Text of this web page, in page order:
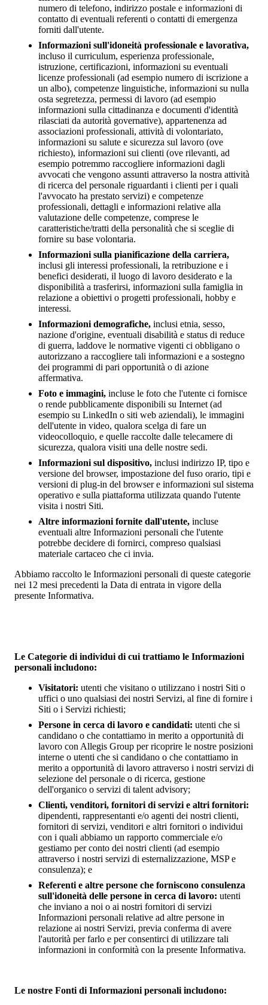
numero di telefono, indirizzo postale e informazioni di
contatto di eventuali referenti o contatti di emergenza
forniti dall'utente.
Informazioni sull'idoneità professionale e lavorativa,
incluso il curriculum, esperienza professionale,
istruzione, certificazioni, informazioni su eventuali
licenze professionali (ad esempio numero di iscrizione a
un albo), competenze linguistiche, informazioni su nulla
osta segretezza, permessi di lavoro (ad esempio
informazioni sulla cittadinanza e documenti d'identità
rilasciati da autorità governative), appartenenza ad
associazioni professionali, attività di volontariato,
informazioni su salute e sicurezza sul lavoro (ove
richiesto), informazioni sui clienti (ove rilevanti, ad
esempio potremmo raccogliere informazioni dagli
avvocati che vengono assunti attraverso la nostra attività
di ricerca del personale riguardanti i clienti per i quali
l'avvocato ha prestato servizi) e competenze
professionali, dettagli e informazioni relative alla
valutazione delle competenze, comprese le
caratteristiche/tratti della personalità che si sceglie di
fornire su base volontaria.
Informazioni sulla pianificazione della carriera,
inclusi gli interessi professionali, la retribuzione e i
benefici desiderati, il luogo di lavoro desiderato e la
disponibilità a trasferirsi, informazioni sulla famiglia in
relazione a obiettivi o progetti professionali, hobby e
interessi.
Informazioni demografiche, inclusi etnia, sesso,
nazione d'origine, eventuali disabilità e status di reduce
di guerra, laddove le normative vigenti ci obbligano o
autorizzano a raccogliere tali informazioni e a sostegno
dei programmi di pari opportunità o di azione
affermativa.
Foto e immagini, incluse le foto che l'utente ci fornisce
o rende pubblicamente disponibili su Internet (ad
esempio su LinkedIn o siti web aziendali), le immagini
dell'utente in video, qualora scelga di fare un
videocolloquio, e quelle raccolte dalle telecamere di
sicurezza, qualora visiti una delle nostre sedi.
Informazioni sul dispositivo, inclusi indirizzo IP, tipo e
versione del browser, impostazione del fuso orario, tipi e
versioni di plug-in del browser e informazioni sul sistema
operativo e sulla piattaforma utilizzata quando l'utente
visita i nostri Siti.
Altre informazioni fornite dall'utente, incluse
eventuali altre Informazioni personali che l'utente
potrebbe decidere di fornirci, compreso qualsiasi
materiale cartaceo che ci invia.
Abbiamo raccolto le Informazioni personali di queste categorie
nei 12 mesi precedenti la Data di entrata in vigore della
presente Informativa.
Le Categorie di individui di cui trattiamo le Informazioni
personali includono:
Visitatori: utenti che visitano o utilizzano i nostri Siti o
uffici o uno qualsiasi dei nostri Servizi, al fine di fornire i
Siti o i Servizi richiesti;
Persone in cerca di lavoro e candidati: utenti che si
candidano o che contattiamo in merito a opportunità di
lavoro con Allegis Group per ricoprire le nostre posizioni
interne o utenti che si candidano o che contattiamo in
merito a opportunità di lavoro attraverso i nostri servizi di
selezione del personale o di ricerca, gestione
dell'organico o servizi di talent advisory;
Clienti, venditori, fornitori di servizi e altri fornitori:
dipendenti, rappresentanti e/o agenti dei nostri clienti,
fornitori di servizi, venditori e altri fornitori o individui
con i quali abbiamo un rapporto commerciale e/o
gestiamo per conto dei nostri clienti (ad esempio
attraverso i nostri servizi di esternalizzazione, MSP e
consulenza); e
Referenti e altre persone che forniscono consulenza
sull'idoneità delle persone in cerca di lavoro: utenti
che inviano a noi o ai nostri fornitori di servizi
Informazioni personali relative ad altre persone in
relazione ai nostri Servizi, previa conferma di avere
l'autorità per farlo e per consentirci di utilizzare tali
informazioni in conformità con la presente Informativa.
Le nostre Fonti di Informazioni personali includono: